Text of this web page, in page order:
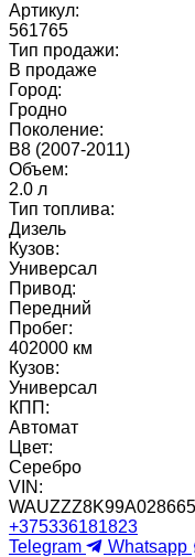
Артикул:
561765
Тип продажи:
В продаже
Город:
Гродно
Поколение:
B8 (2007-2011)
Объем:
2.0 л
Тип топлива:
Дизель
Кузов:
Универсал
Привод:
Передний
Пробег:
402000 км
Кузов:
Универсал
КПП:
Автомат
Цвет:
Серебро
VIN:
WAUZZZ8K99A028665
+375336181823
Telegram
Whatsapp